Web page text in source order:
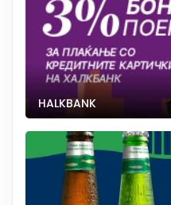
HALKBANK